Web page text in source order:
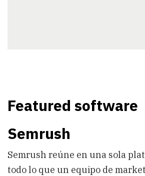
Featured software
Semrush
Semrush reúne en una sola
todo lo que un equipo de